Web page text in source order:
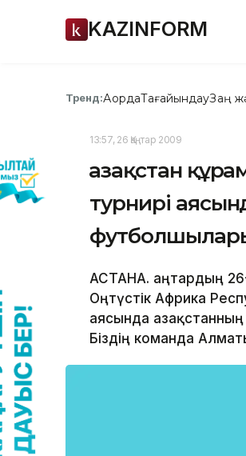
KAZINFORM
Тренд:АқордаТағайындауЗаң
13:57, 26 Қаңтар 2009
Қазақстан
турнирі
АСТАНА. Қаңтардың
Оңтүстік Африка
аясында
Біздің команда